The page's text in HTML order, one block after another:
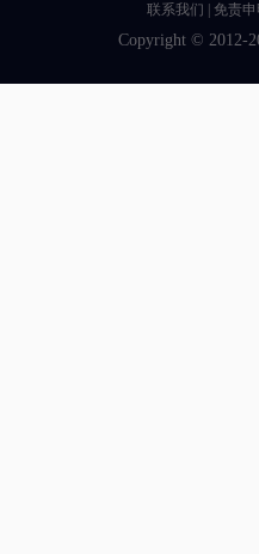
联系我们 免责
Copyright © 2012-